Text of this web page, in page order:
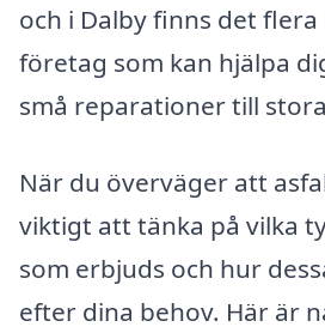
och i Dalby finns det
företag som kan hjälpa
små reparationer till
När du överväger att
viktigt att tänka på vilka
som erbjuds och hur
efter dina behov. Här är